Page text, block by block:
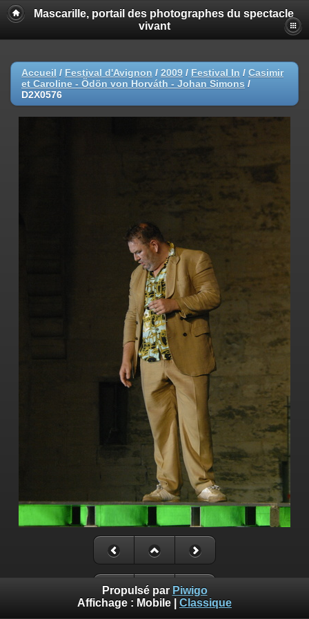
Mascarille, portail des photographes du spectacle
vivant
Accueil / Festival d'Avignon / 2009 / Festival In / Casimir
et Caroline - Ödön von Horváth - Johan Simons /
D2X0576
Propulsé par Piwigo
Affichage : Mobile Classique